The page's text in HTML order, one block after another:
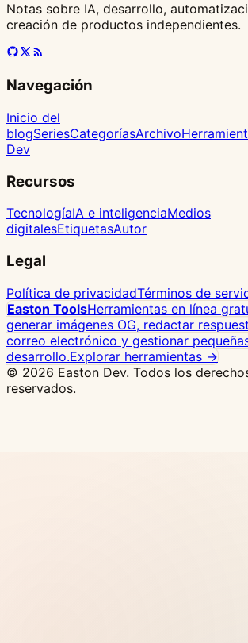
Notas sobre IA, desarrollo,
creación de productos independientes.
Navegación
Inicio del
blogSeriesCategoríasArchivo
Dev
Recursos
TecnologíaIA e inteligenciaMedios
digitalesEtiquetasAutor
Legal
Política de privacidadTérminos de
Easton ToolsHerramientas en línea
generar imágenes OG, redactar
correo electrónico y gestionar
desarrollo.Explorar herramientas →
© 2026 Easton Dev. Todos los
reservados.